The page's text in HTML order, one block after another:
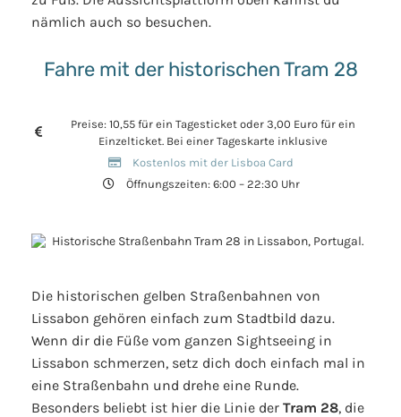
nämlich auch so besuchen.
Fahre mit der historischen Tram 28
Preise: 10,55 für ein Tagesticket oder 3,00 Euro für ein
Einzelticket. Bei einer Tageskarte inklusive
Kostenlos mit der Lisboa Card
Öffnungszeiten: 6:00 – 22:30 Uhr
Die historischen gelben Straßenbahnen von
Lissabon gehören einfach zum Stadtbild dazu.
Wenn dir die Füße vom ganzen Sightseeing in
Lissabon schmerzen, setz dich doch einfach mal in
eine Straßenbahn und drehe eine Runde.
Besonders beliebt ist hier die Linie der Tram 28, die